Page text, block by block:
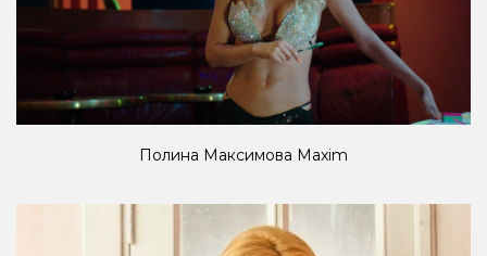
Полина Максимова Maxim